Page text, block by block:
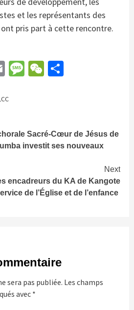
et les représentants des
pris part à cette rencontre.
EmailMessage
WeChat
Sacré-Cœur de Jésus de
investit ses nouveaux
Next
encadreurs du KA de Kangote
de l’Église et de l’enfance
sera pas publiée. Les champs
avec *